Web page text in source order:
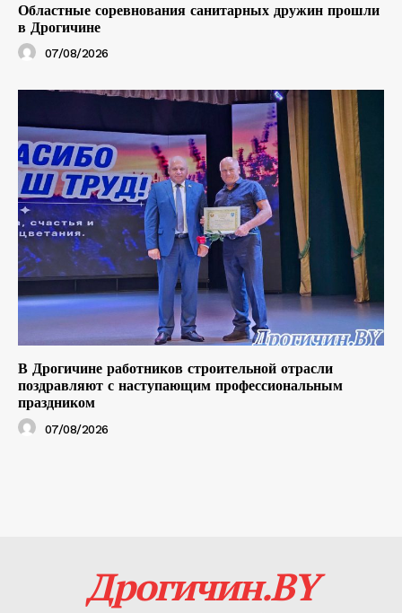
Областные соревнования санитарных дружин прошли
в Дрогичине
07/08/2026
В Дрогичине работников строительной отрасли
поздравляют с наступающим профессиональным
праздником
07/08/2026
Дрогичин.BY